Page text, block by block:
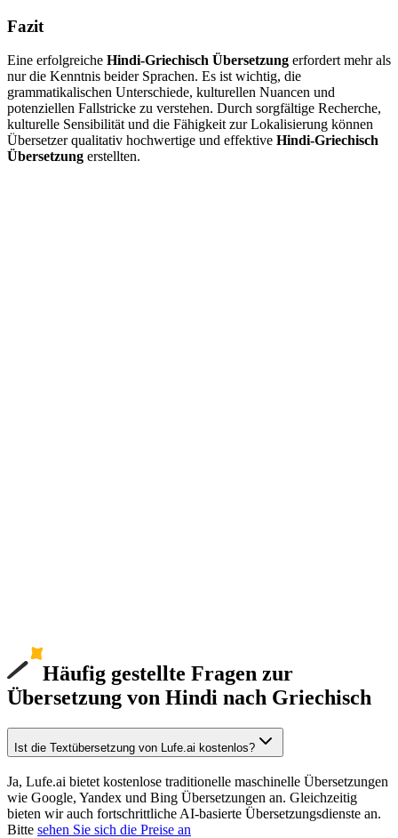
Fazit
Eine erfolgreiche Hindi-Griechisch Übersetzung erfordert mehr als
nur die Kenntnis beider Sprachen. Es ist wichtig, die
grammatikalischen Unterschiede, kulturellen Nuancen und
potenziellen Fallstricke zu verstehen. Durch sorgfältige Recherche,
kulturelle Sensibilität und die Fähigkeit zur Lokalisierung können
Übersetzer qualitativ hochwertige und effektive Hindi-Griechisch
Übersetzung erstellten.
Häufig gestellte Fragen zur
Übersetzung von Hindi nach Griechisch
Ist die Textübersetzung von Lufe.ai kostenlos?
Ja, Lufe.ai bietet kostenlose traditionelle maschinelle Übersetzungen
wie Google, Yandex und Bing Übersetzungen an. Gleichzeitig
bieten wir auch fortschrittliche AI-basierte Übersetzungsdienste an.
Bitte sehen Sie sich die Preise an